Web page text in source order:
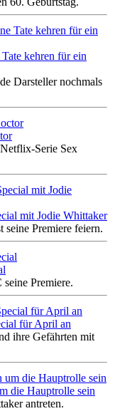
kehren für ein
Darsteller nochmals
Serie Sex
mit Jodie Whittaker
Premiere feiern.
Premiere.
für April an
ihre Gefährten mit
die Hauptrolle sein
antreten.